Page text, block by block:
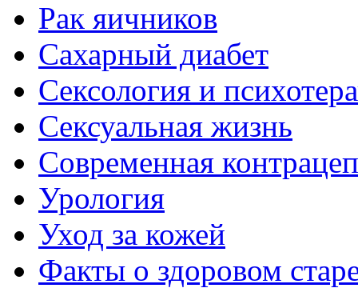
Рак яичников
Сахарный диабет
Сексология и
Сексуальная жизнь
Современная
Урология
Уход за кожей
Факты о здоровом